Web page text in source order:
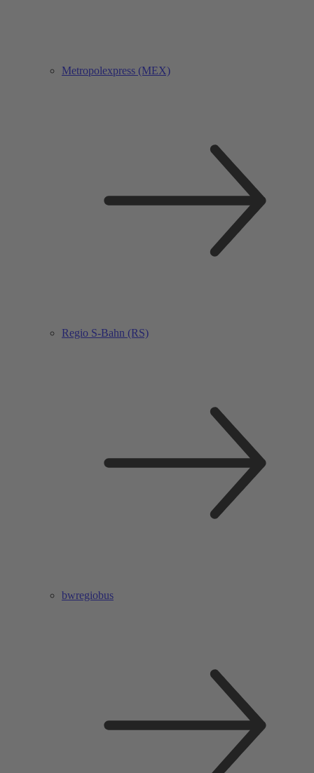
Metropolexpress (MEX)
Regio S-Bahn (RS)
bwregiobus